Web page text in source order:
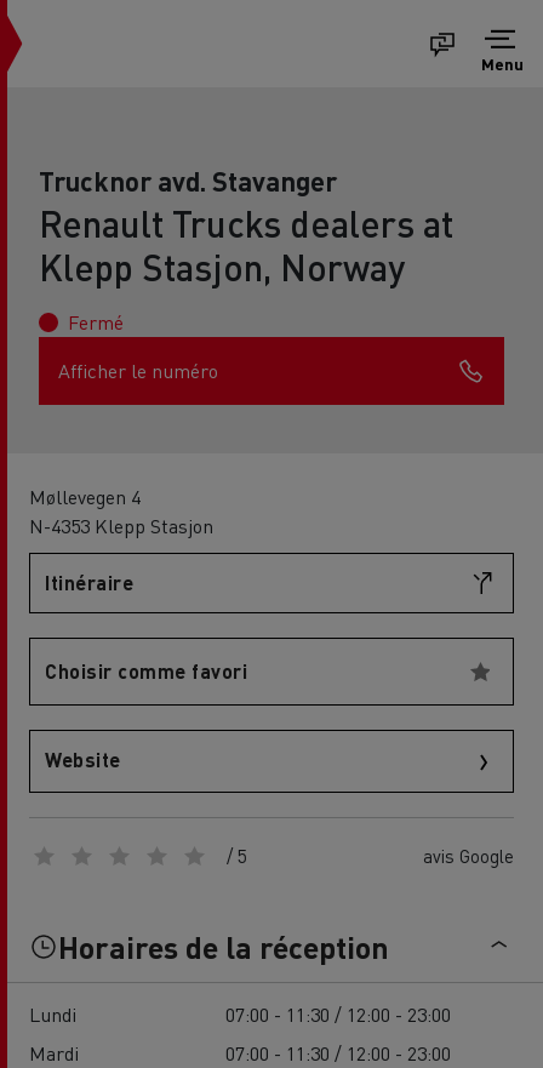
Menu
Trucknor avd. Stavanger
Renault Trucks dealers at
Klepp Stasjon, Norway
Fermé
Afficher le numéro
Møllevegen 4
N-4353 Klepp Stasjon
Itinéraire
Choisir comme favori
Website
/ 5 avis Google
Horaires de la réception
Lundi
07:00 - 11:30 / 12:00 - 23:00
Mardi
07:00 - 11:30 / 12:00 - 23:00